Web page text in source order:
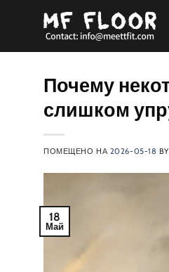
содержанию
Почему
слишком
ПОМЕЩЕНО НА 2026-05-18 BY
18
Май